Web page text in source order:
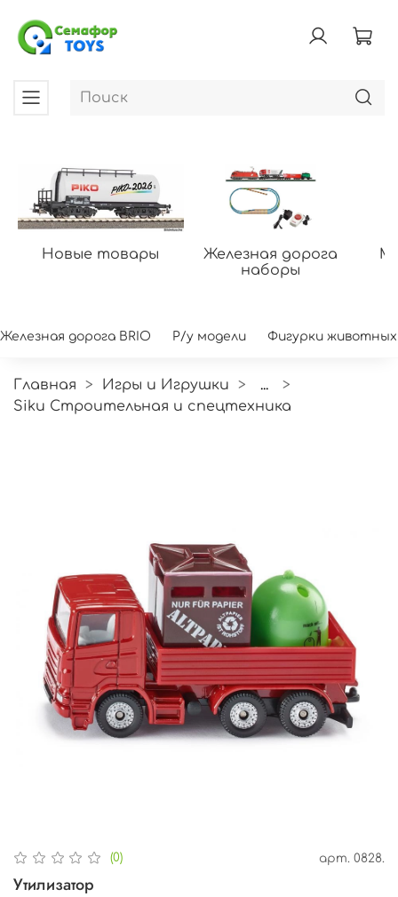
Новые товары
Железная дорога
наборы
Железная дорога BRIO Р/у модели Фигурки животных
Главная Игры и Игрушки
...
Siku Строительная и спецтехника
(0) арт. 0828.
Утилизатор